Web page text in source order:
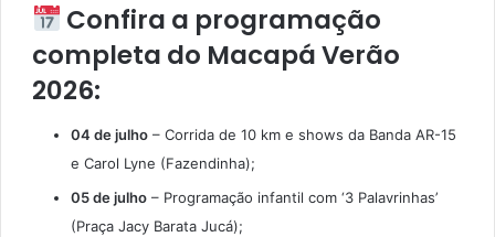
Confira a programação
completa do Macapá Verão
2026:
04 de julho – Corrida de 10 km e shows da Banda AR-15
e Carol Lyne (Fazendinha);
05 de julho – Programação infantil com ‘3 Palavrinhas’
(Praça Jacy Barata Jucá);